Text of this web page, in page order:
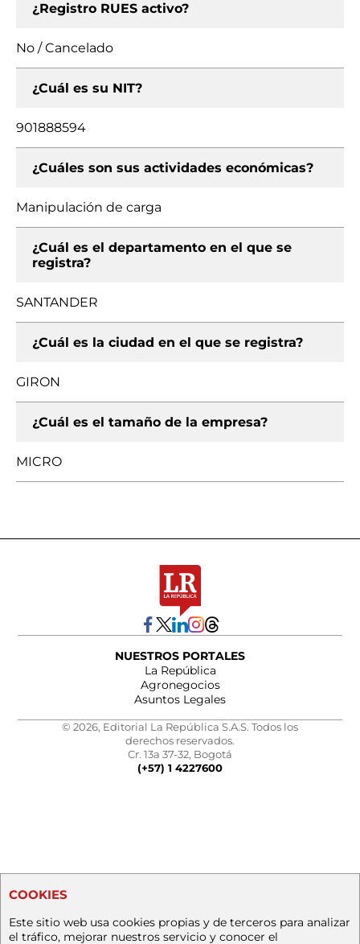
¿Registro RUES activo?
No / Cancelado
¿Cuál es su NIT?
901888594
¿Cuáles son sus actividades económicas?
Manipulación de carga
¿Cuál es el departamento en el que se
registra?
SANTANDER
¿Cuál es la ciudad en el que se registra?
GIRON
¿Cuál es el tamaño de la empresa?
MICRO
NUESTROS PORTALES
La República
Agronegocios
Asuntos Legales
© 2026, Editorial La República S.A.S. Todos los
derechos reservados.
Cr. 13a 37-32, Bogotá
(+57) 1 4227600
COOKIES
Este sitio web usa cookies propias y de terceros para analizar
el tráfico, mejorar nuestros servicio y conocer el